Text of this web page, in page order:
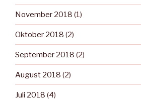
November 2018 (1)
Oktober 2018 (2)
September 2018 (2)
August 2018 (2)
Juli 2018 (4)